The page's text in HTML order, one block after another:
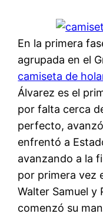
En la primera
agrupada en el
camiseta de
Álvarez es el
por falta cerca
perfecto,
enfrentó a
avanzando a la
por primera vez
Walter Samuel y
comenzó su